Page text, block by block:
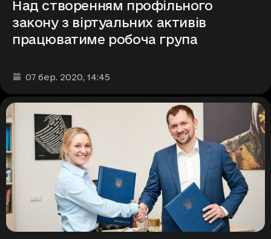
Над створенням профільного
закону з віртуальних активів
працюватиме робоча група
Дата та час публікації
07 бер. 2020, 14:45